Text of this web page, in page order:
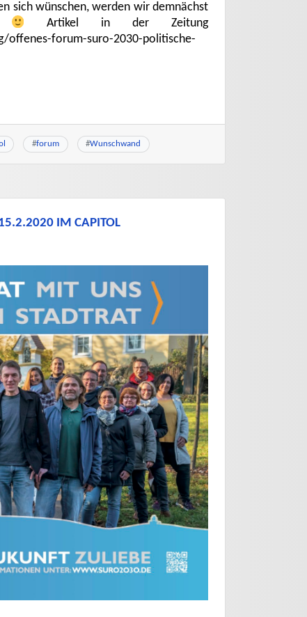
sich wünschen, werden wir demnächst
Artikel in der Zeitung
offenes-forum-suro-2030-politische-
#forum #Wunschwand
IM CAPITOL